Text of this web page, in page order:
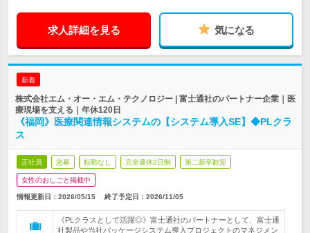
求人詳細を見る 気になる
新着
株式会社エム・オー・エム・テクノロジー | 富士通社のパートナー企業｜医
療現場を支える｜年休120日
《福岡》医療関連情報システムの【システム導入SE】◆PLクラ
ス
正社員 急募 転勤なし 完全週休2日制 第二新卒歓迎
女性のおしごと掲載中
情報更新日：2026/05/15 終了予定日： 2026/11/05
《PLクラスとして活躍◎》富士通社のパートナーとして、富士通
社製品や当社パッケージシステム導入プロジェクトのマネジメン